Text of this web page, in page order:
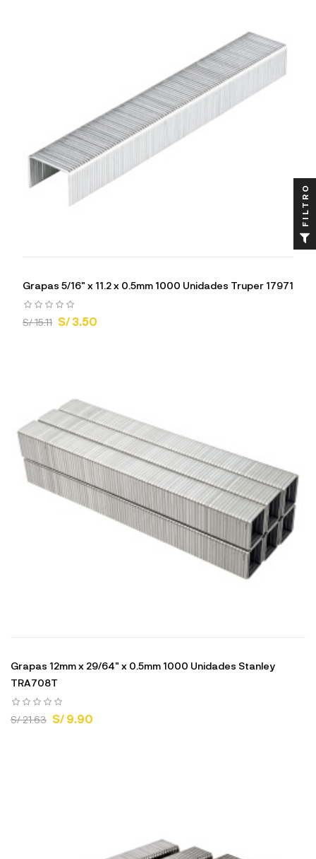
Grapas 5/16" x 11.2 x 0.5mm 1000 Unidades Truper 17971
S/ 15.11 S/ 3.50
Grapas 12mm x 29/64" x 0.5mm 1000 Unidades Stanley
TRA708T
S/ 21.63 S/ 9.90
FILTRO